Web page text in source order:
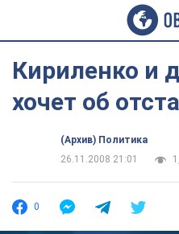
Кириленко и
хочет об
(Архив) Политика
26.11.2008 21:01
0